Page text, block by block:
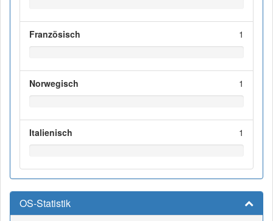
Französisch 1
Norwegisch 1
Italienisch 1
OS-Statistik